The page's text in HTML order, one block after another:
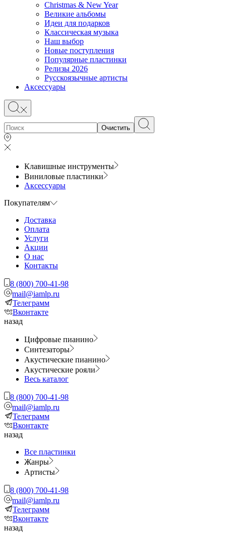
Christmas & New Year
Великие альбомы
Идеи для подарков
Классическая музыка
Наш выбор
Новые поступления
Популярные пластинки
Релизы 2026
Русскоязычные артисты
Аксессуары
Очистить
Клавишные инструменты
Виниловые пластинки
Аксессуары
Покупателям
Доставка
Оплата
Услуги
Акции
О нас
Контакты
8 (800) 700-41-98
mail@iamlp.ru
Телеграмм
Вконтакте
назад
Цифровые пианино
Синтезаторы
Акустические пианино
Акустические рояли
Весь каталог
8 (800) 700-41-98
mail@iamlp.ru
Телеграмм
Вконтакте
назад
Все пластинки
Жанры
Артисты
8 (800) 700-41-98
mail@iamlp.ru
Телеграмм
Вконтакте
назад